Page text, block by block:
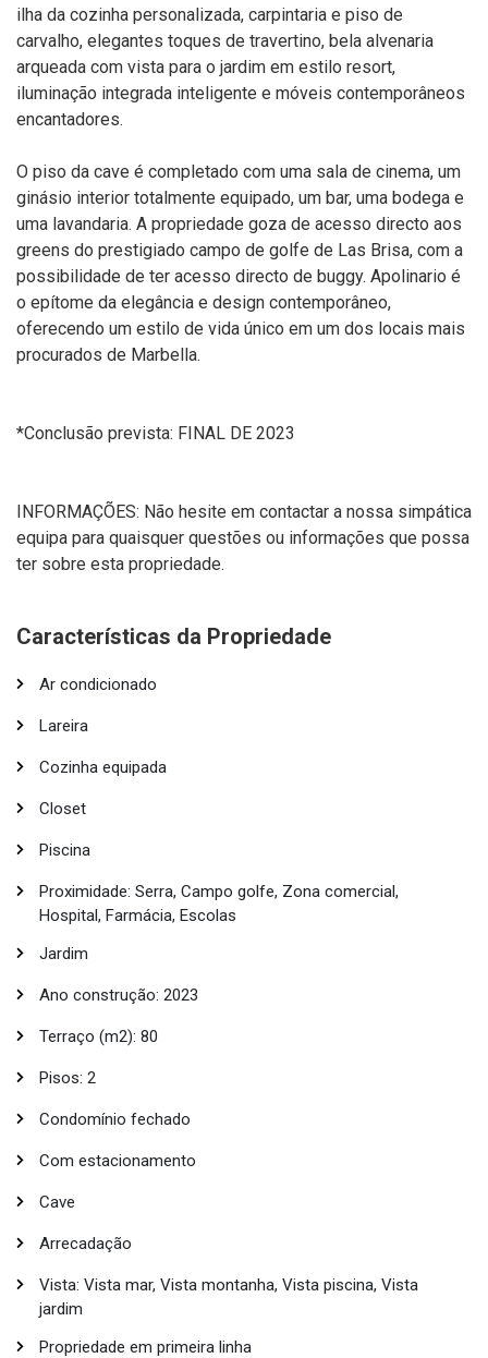
ilha da cozinha personalizada, carpintaria e piso de
carvalho, elegantes toques de travertino, bela alvenaria
arqueada com vista para o jardim em estilo resort,
iluminação integrada inteligente e móveis contemporâneos
encantadores.
O piso da cave é completado com uma sala de cinema, um
ginásio interior totalmente equipado, um bar, uma bodega e
uma lavandaria. A propriedade goza de acesso directo aos
greens do prestigiado campo de golfe de Las Brisa, com a
possibilidade de ter acesso directo de buggy. Apolinario é
o epítome da elegância e design contemporâneo,
oferecendo um estilo de vida único em um dos locais mais
procurados de Marbella.
*Conclusão prevista: FINAL DE 2023
INFORMAÇÕES: Não hesite em contactar a nossa simpática
equipa para quaisquer questões ou informações que possa
ter sobre esta propriedade.
Características da Propriedade
Ar condicionado
Lareira
Cozinha equipada
Closet
Piscina
Proximidade: Serra, Campo golfe, Zona comercial,
Hospital, Farmácia, Escolas
Jardim
Ano construção: 2023
Terraço (m2): 80
Pisos: 2
Condomínio fechado
Com estacionamento
Cave
Arrecadação
Vista: Vista mar, Vista montanha, Vista piscina, Vista
jardim
Propriedade em primeira linha